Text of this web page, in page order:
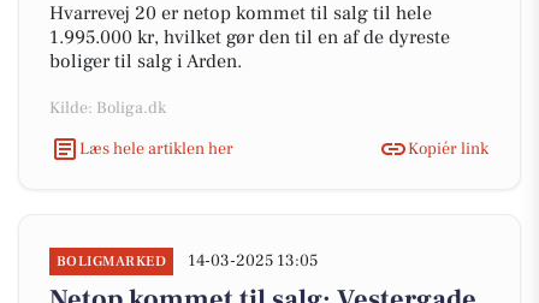
Hvarrevej 20 er netop kommet til salg til hele
1.995.000 kr, hvilket gør den til en af de dyreste
boliger til salg i Arden.
Kilde: Boliga.dk
Læs hele artiklen her
Kopiér link
BOLIGMARKED 14-03-2025 13:05